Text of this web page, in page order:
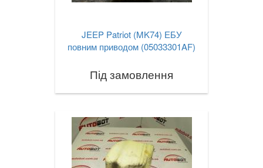
JEEP Patriot (MK74) ЕБУ
повним приводом (05033301AF)
Під замовлення